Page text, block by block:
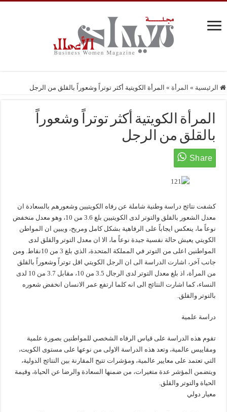
الرئيسية » المرأة » المرأة الكويتية أكثر توتراً وشعوراً بالقلق من الرجل
المرأة الكويتية أكثر توتراً وشعوراً
بالقلق من الرجل
كشفت نتائج دراسة وطنية شاملة عن رفاه الكويتيين وشعورهم بالسعادة ان
معدل الشعور بالقلق والتوتر لدى الكويتيين بلغ 3.6 من 10، وهو معدل منخفض
نوعاً ما، ينعكس ايجاباً على الرفاهية بشكل كامل ومريح، ويبين ان المواطن
الكويتي يعيش حالة نفسية جيدة نوعاً ما، الا ان معدل التوتر والقلق لدى
المواطنين اعلى من التوتر في المملكة المتحدة، الذي بلغ 3 من 10نقاط. ومن
جانب آخر، اشارت الدراسة الى ان الرجل الكويتي اقل توتراً وشعوراً بالقلق
من المرأة، اذ بلغ معدل التوتر لدى الرجال 3.5 من 10، مقابل 3.7 من 10 لدى
النساء، كما اشارت النتائج الى انه كلما ارتفع عمر الانسان انخفض شعوره
بالتوتر والقلق.
دراسة علمية
تقوم هذه الدراسة على قياس الرفاه الشخصي للمواطنين بصورة علمية
ومقاييس عالمية، وتعد هذه الدراسة الاولى من نوعها على مستوى الكويت،
التي تعتمد على معايير عالمية، ومؤشرات تتيح المقارنة بين النتائج الدولية،
ويتضمن المؤشر عدة متغيرات، من ضمنها السعادة والرضا عن الحياة، وقيمة
الحياة والتوتر والقلق.
معيار دولي